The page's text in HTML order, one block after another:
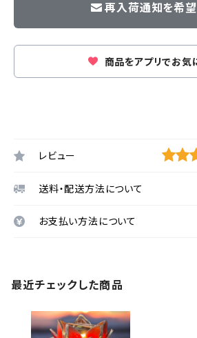
再入荷通知を希
商品をアプリでお気
レビュー
送料・配送方法について
お支払い方法について
最近チェックした商品